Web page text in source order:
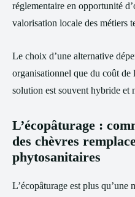
réglementaire en opportunité
valorisation locale des métiers
Le choix d’une alternative
organisationnel que du coût de
solution est souvent hybride et
L’écopâturage :
des chèvres
phytosanitaires
L’écopâturage est plus qu’une